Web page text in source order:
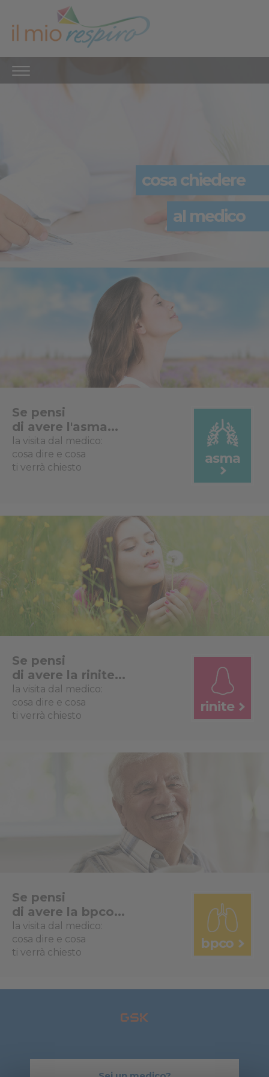
cosa chiedere
al medico
Se pensi
di avere l'asma...
la visita dal medico:
cosa dire e cosa
ti verrà chiesto
asma
Se pensi
di avere la rinite...
la visita dal medico:
cosa dire e cosa
ti verrà chiesto
rinite
Se pensi
di avere la bpco...
la visita dal medico:
cosa dire e cosa
ti verrà chiesto
bpco